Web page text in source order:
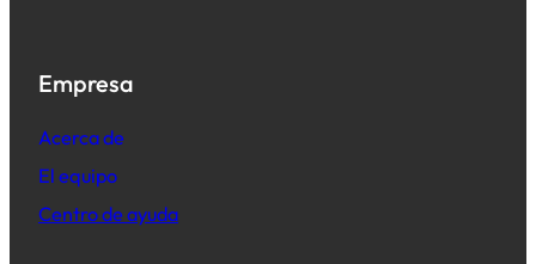
Empresa
Acerca de
El equipo
Centro de ayuda